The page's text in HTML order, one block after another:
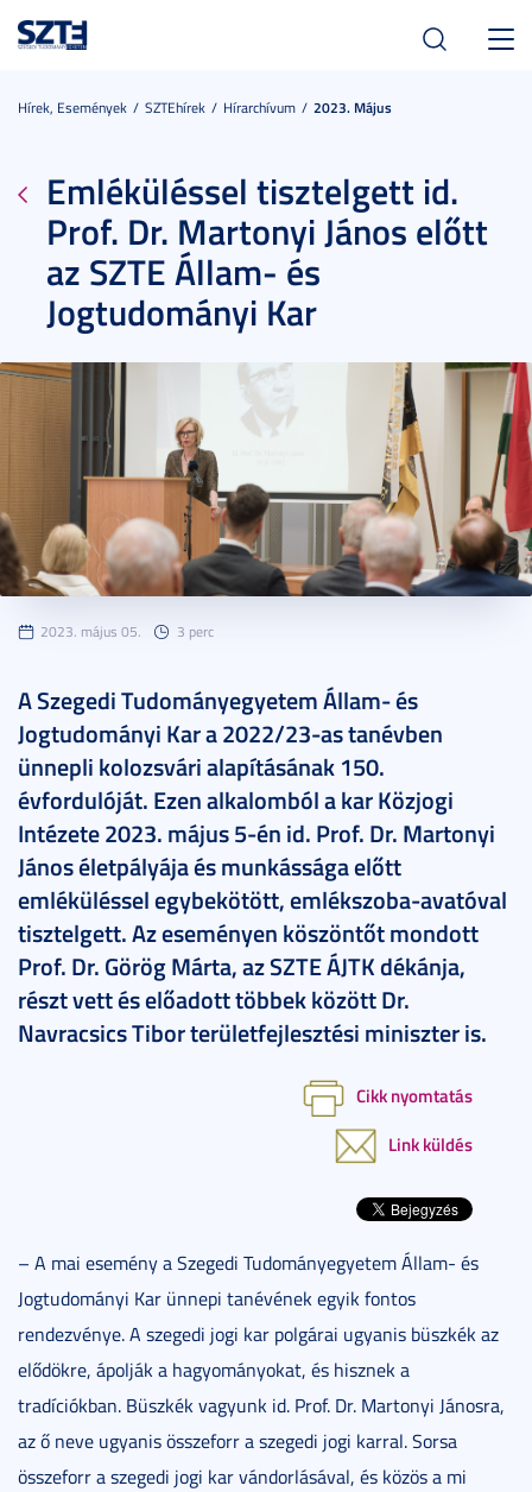
Hírek, Események SZTEhírek Hírarchívum 2023. Május
Emléküléssel tisztelgett id.
Prof. Dr. Martonyi János előtt
az SZTE Állam- és
Jogtudományi Kar
2023. május 05. 3 perc
A Szegedi Tudományegyetem Állam- és
Jogtudományi Kar a 2022/23-as tanévben
ünnepli kolozsvári alapításának 150.
évfordulóját. Ezen alkalomból a kar Közjogi
Intézete 2023. május 5-én id. Prof. Dr. Martonyi
János életpályája és munkássága előtt
emléküléssel egybekötött, emlékszoba-avatóval
tisztelgett. Az eseményen köszöntőt mondott
Prof. Dr. Görög Márta, az SZTE ÁJTK dékánja,
részt vett és előadott többek között Dr.
Navracsics Tibor területfejlesztési miniszter is.
Cikk nyomtatás
Link küldés
– A mai esemény a Szegedi Tudományegyetem Állam- és
Jogtudományi Kar ünnepi tanévének egyik fontos
rendezvénye. A szegedi jogi kar polgárai ugyanis büszkék az
elődökre, ápolják a hagyományokat, és hisznek a
tradíciókban. Büszkék vagyunk id. Prof. Dr. Martonyi Jánosra,
az ő neve ugyanis összeforr a szegedi jogi karral. Sorsa
összeforr a szegedi jogi kar vándorlásával, és közös a mi